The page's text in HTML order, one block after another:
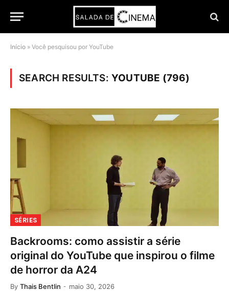
Início » Você pesquisou por YouTube
SEARCH RESULTS:YOUTUBE (796)
SÉRIES
Backrooms: como assistir a série
original do YouTube que inspirou o filme
de horror da A24
By Thais Bentlin maio 30, 2026